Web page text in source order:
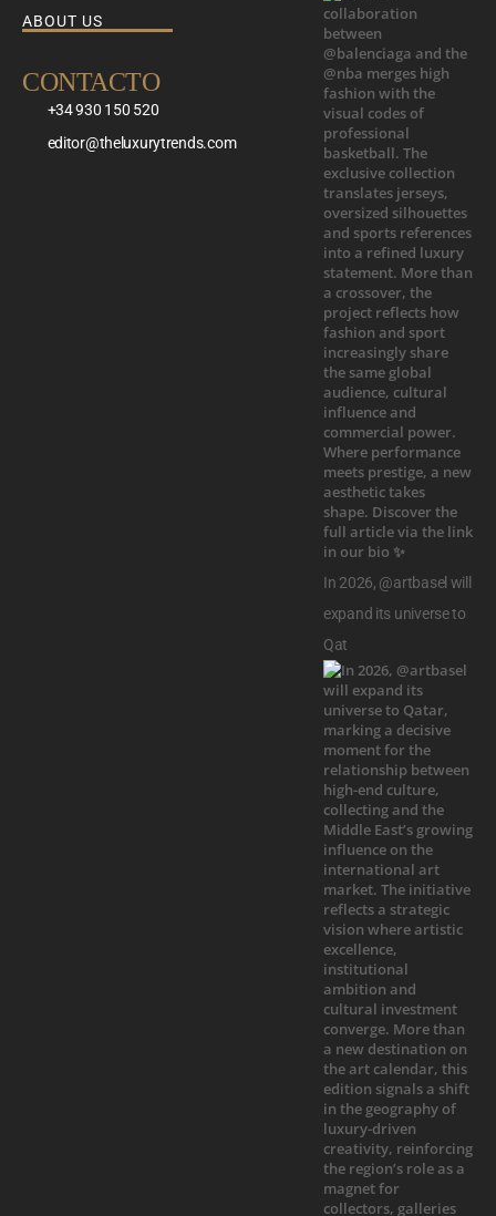
ABOUT US
CONTACTO
+34 930 150 520
editor@theluxurytrends.com
In 2026, @artbasel will
expand its universe to
Qat